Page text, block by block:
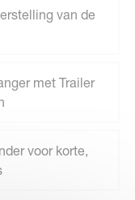
van de
met Trailer
voor korte,